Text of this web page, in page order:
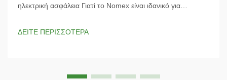
ηλεκτρική ασφάλεια Γιατί το Nomex είναι ιδανικό για
ΔΕΙΤΕ ΠΕΡΙΣΣΟΤΕΡΑ